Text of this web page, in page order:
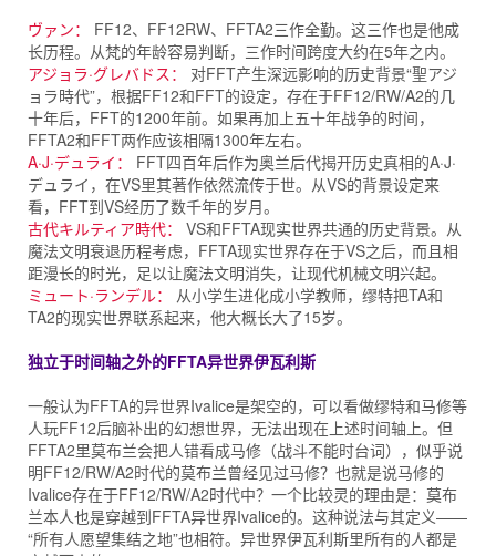
ヴァン：
FF12、FF12RW、FFTA2三作全勤。这三作也是他成
长历程。从梵的年龄容易判断，三作时间跨度大约在5年之内。
アジョラ·グレバドス：
对FFT产生深远影响的历史背景“聖アジ
ョラ時代”，根据FF12和FFT的设定，存在于FF12/RW/A2的几
十年后，FFT的1200年前。如果再加上五十年战争的时间，
FFTA2和FFT两作应该相隔1300年左右。
A·J·デュライ：
FFT四百年后作为奥兰后代揭开历史真相的A·J·
デュライ，在VS里其著作依然流传于世。从VS的背景设定来
看，FFT到VS经历了数千年的岁月。
古代キルティア時代：
VS和FFTA现实世界共通的历史背景。从
魔法文明衰退历程考虑，FFTA现实世界存在于VS之后，而且相
距漫长的时光，足以让魔法文明消失，让现代机械文明兴起。
ミュート·ランデル：
从小学生进化成小学教师，缪特把TA和
TA2的现实世界联系起来，他大概长大了15岁。
独立于时间轴之外的FFTA异世界伊瓦利斯
一般认为FFTA的异世界Ivalice是架空的，可以看做缪特和马修等
人玩FF12后脑补出的幻想世界，无法出现在上述时间轴上。但
FFTA2里莫布兰会把人错看成马修（战斗不能时台词），似乎说
明FF12/RW/A2时代的莫布兰曾经见过马修？也就是说马修的
Ivalice存在于FF12/RW/A2时代中？一个比较灵的理由是：莫布
兰本人也是穿越到FFTA异世界Ivalice的。这种说法与其定义——
“所有人愿望集结之地”也相符。异世界伊瓦利斯里所有的人都是